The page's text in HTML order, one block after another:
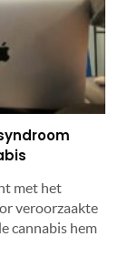
met het
veroorzaakte
cannabis hem